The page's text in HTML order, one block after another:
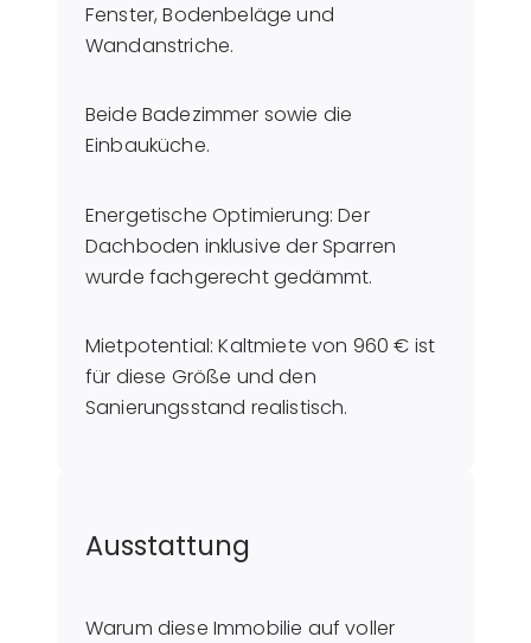
Fenster, Bodenbeläge und
Wandanstriche.
Beide Badezimmer sowie die
Einbauküche.
Energetische Optimierung: Der
Dachboden inklusive der Sparren
wurde fachgerecht gedämmt.
Mietpotential: Kaltmiete von 960 € ist
für diese Größe und den
Sanierungsstand realistisch.
Ausstattung
Warum diese Immobilie auf voller